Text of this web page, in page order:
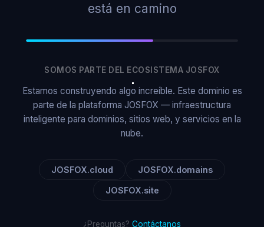
está en camino
SOMOS PARTE DEL ECOSISTEMA JOSFOX
Estamos construyendo algo increíble. Este dominio es
parte de la plataforma JOSFOX — infraestructura
inteligente para dominios, sitios web, y servicios en la
nube.
JOSFOX.cloud JOSFOX.domains
JOSFOX.site
¿Preguntas? Contáctanos